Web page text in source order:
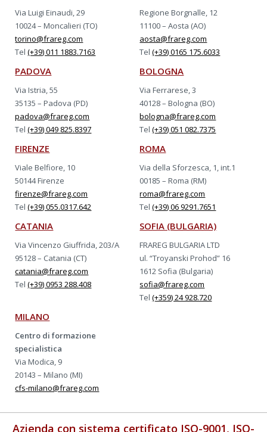
Via Luigi Einaudi, 29
10024 – Moncalieri (TO)
torino@frareg.com
Tel(+39) 011 1883.7163
Regione Borgnalle, 12
11100 – Aosta (AO)
aosta@frareg.com
Tel(+39) 0165 175.6033
PADOVA
Via Istria, 55
35135 – Padova (PD)
padova@frareg.com
Tel(+39) 049 825.8397
BOLOGNA
Via Ferrarese, 3
40128 – Bologna (BO)
bologna@frareg.com
Tel(+39) 051 082.7375
FIRENZE
Viale Belfiore, 10
50144 Firenze
firenze@frareg.com
Tel(+39) 055.0317.642
ROMA
Via della Sforzesca, 1, int.1
00185 – Roma (RM)
roma@frareg.com
Tel(+39) 06 9291.7651
CATANIA
Via Vincenzo Giuffrida, 203/A
95128 – Catania (CT)
catania@frareg.com
Tel(+39) 0953 288.408
SOFIA (BULGARIA)
FRAREG BULGARIA LTD
ul. “Troyanski Prohod” 16
1612 Sofia (Bulgaria)
sofia@frareg.com
Tel(+359) 24 928.720
MILANO
Centro di formazione
specialistica
Via Modica, 9
20143 – Milano (MI)
cfs-milano@frareg.com
Azienda con sistema certificato ISO-9001, ISO-